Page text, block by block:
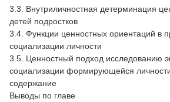
3.3. Внутриличностная детерминация
детей подростков
3.4. Функции ценностных ориентаций в
социализации личности
3.5. Ценностный подход исследованию
социализации формирующейся
содержание
Выводы по главе